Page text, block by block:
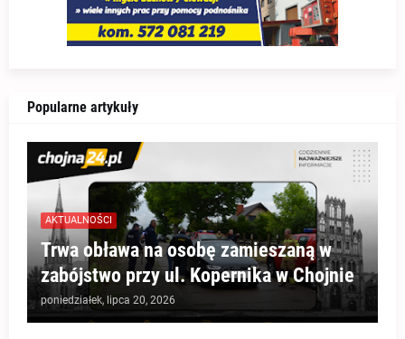
Popularne artykuły
AKTUALNOŚCI
Trwa obława na osobę zamieszaną w
zabójstwo przy ul. Kopernika w Chojnie
poniedziałek, lipca 20, 2026